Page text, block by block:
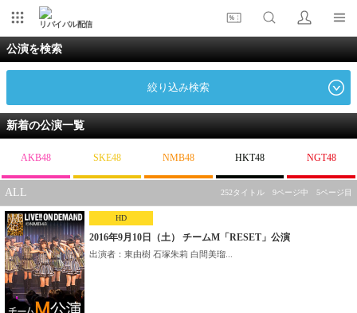
リバイバル配信
公演を検索
絞り込み検索
新着の公演一覧
AKB48 SKE48 NMB48 HKT48 NGT48
ALL 252タイトル 9ページ中 5ページ目
HD
2016年9月10日（土） チームM「RESET」公演
出演者：東由樹 石塚朱莉 白間美瑠...